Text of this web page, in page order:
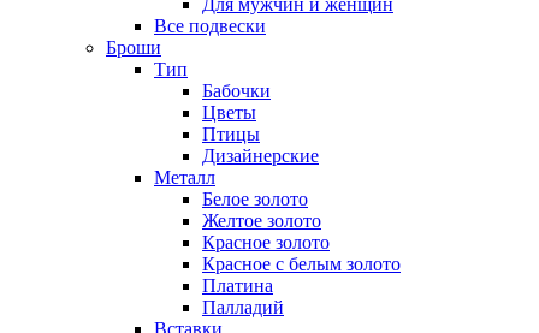
Для мужчин и женщин
Все подвески
Броши
Тип
Бабочки
Цветы
Птицы
Дизайнерские
Металл
Белое золото
Желтое золото
Красное золото
Красное с белым золото
Платина
Палладий
Вставки